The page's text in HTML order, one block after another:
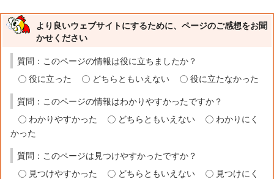
より良いウェブサイトにするために、ページのご感想をお聞
かせください
質問：このページの情報は役に立ちましたか？
役に立った
どちらともいえない 役に立たなかった
質問：このページの情報はわかりやすかったですか？
わかりやすかった
どちらともいえない
わかりにく
かった
質問：このページは見つけやすかったですか？
見つけやすかった
どちらともいえない
見つけにく